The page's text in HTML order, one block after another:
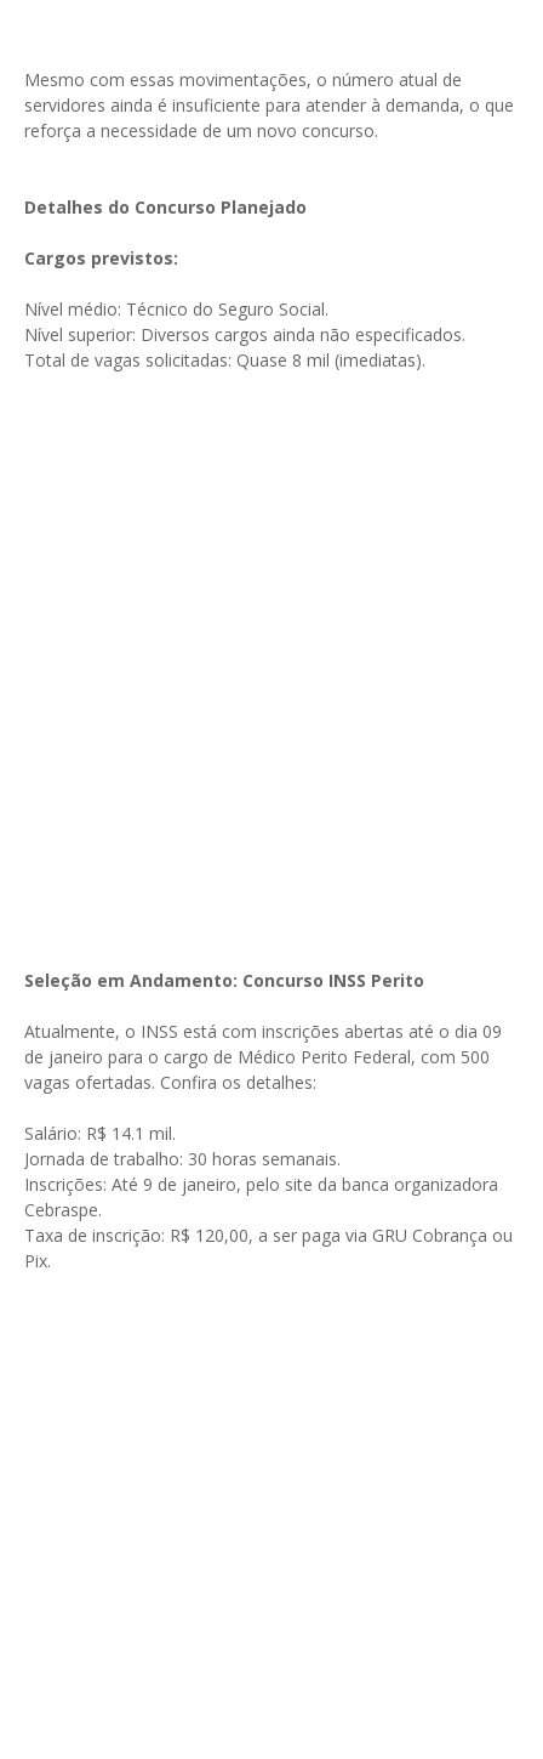
Mesmo com essas movimentações, o número atual de
servidores ainda é insuficiente para atender à demanda, o que
reforça a necessidade de um novo concurso.
Detalhes do Concurso Planejado
Cargos previstos:
Nível médio: Técnico do Seguro Social.
Nível superior: Diversos cargos ainda não especificados.
Total de vagas solicitadas: Quase 8 mil (imediatas).
Seleção em Andamento: Concurso INSS Perito
Atualmente, o INSS está com inscrições abertas até o dia 09
de janeiro para o cargo de Médico Perito Federal, com 500
vagas ofertadas. Confira os detalhes:
Salário: R$ 14.1 mil.
Jornada de trabalho: 30 horas semanais.
Inscrições: Até 9 de janeiro, pelo site da banca organizadora
Cebraspe.
Taxa de inscrição: R$ 120,00, a ser paga via GRU Cobrança ou
Pix.